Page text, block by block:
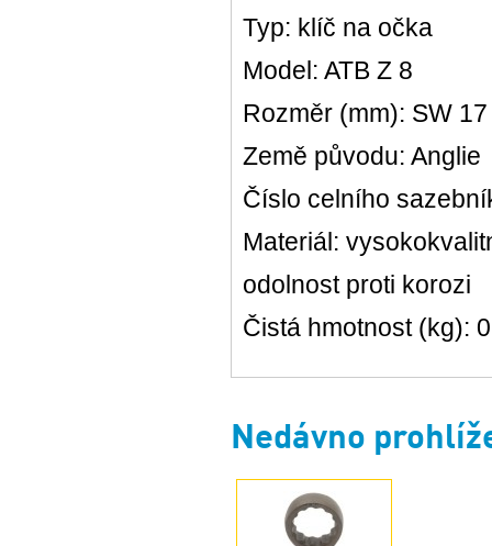
Typ: klíč na očka
Model: ATB Z 8
Rozměr (mm): SW 17
Země původu: Anglie
Číslo celního
Materiál:
odolnost proti korozi
Čistá hmotnost (kg):
Nedávno